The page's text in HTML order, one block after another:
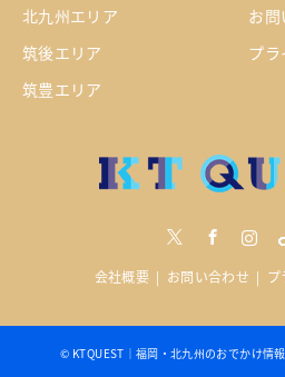
北九州エリア
筑後エリア
筑豊エリア
お問
プ
Instagramtiktock youtube
会社概要 お問い合わせ プ
© KTQUEST｜福岡・北九州のおでかけ情